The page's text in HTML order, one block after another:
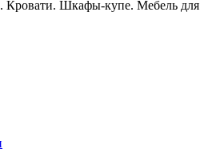
Кровати. Шкафы-купе. Мебель для